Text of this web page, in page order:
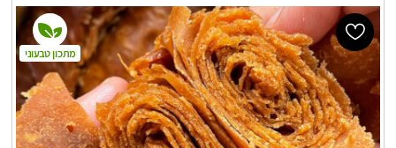
מתכון טבעוני